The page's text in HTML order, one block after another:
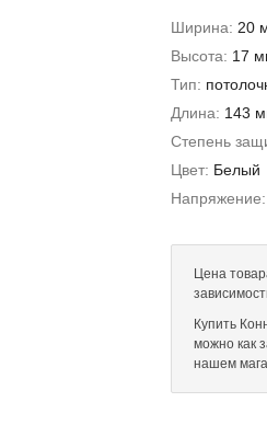
Ширина: 20
Высота: 17
Тип:
Длина: 143
Степень
Цвет: Белый
Цена
Купить
можно как
нашем